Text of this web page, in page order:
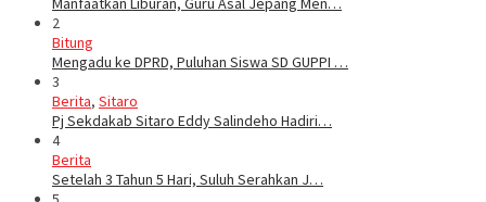
2
Bitung
Mengadu ke DPRD, Puluhan Siswa SD GUPPI …
3
Berita, Sitaro
Pj Sekdakab Sitaro Eddy Salindeho Hadiri…
4
Berita
Setelah 3 Tahun 5 Hari, Suluh Serahkan J…